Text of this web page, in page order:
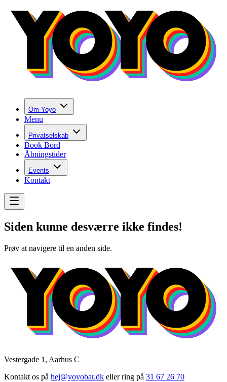
Om Yoyo
Menu
Privatselskab
Book Bord
Åbningstider
Events
Kontakt
Siden kunne desværre ikke findes!
Prøv at navigere til en anden side.
Vestergade 1, Aarhus C
Kontakt os på hej@yoyobar.dk eller ring på 31 67 26 70